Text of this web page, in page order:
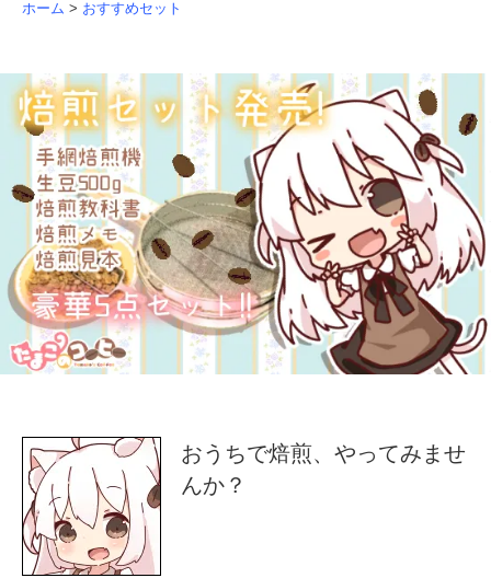
ホーム > おすすめセット
おうちで焙煎、やってみませ
んか？